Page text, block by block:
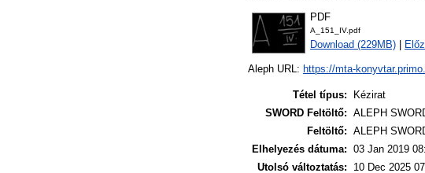
PDF
A_151_IV.pdf
Download (229MB)
Aleph URL: https://mta-
Tétel típus:
Kézirat
SWORD Feltöltő: ALEPH
Feltöltő: ALEPH
Elhelyezés dátuma: 03 Jan 2019
Utolsó változtatás:
10 Dec 2025